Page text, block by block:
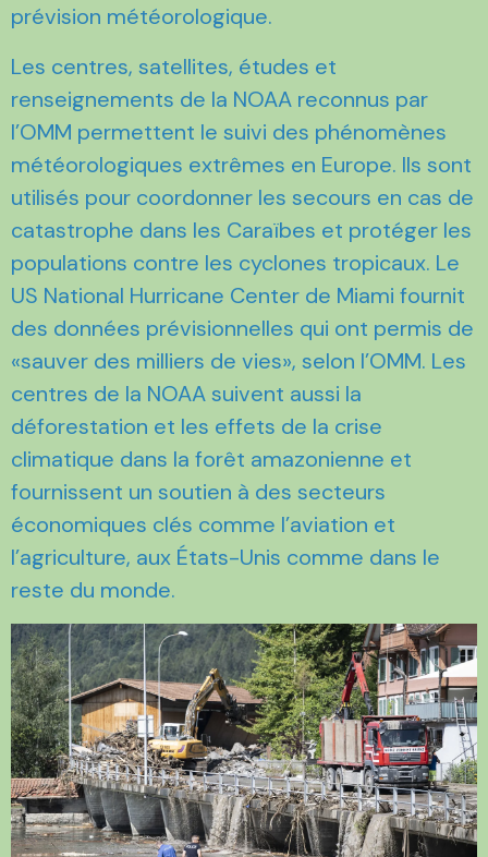
prévision météorologique.
Les centres, satellites, études et
renseignements de la NOAA reconnus par
l’OMM permettent le suivi des phénomènes
météorologiques extrêmes en Europe. Ils sont
utilisés pour coordonner les secours en cas de
catastrophe dans les Caraïbes et protéger les
populations contre les cyclones tropicaux. Le
US National Hurricane Center de Miami fournit
des données prévisionnelles qui ont permis de
«sauver des milliers de vies», selon l’OMM. Les
centres de la NOAA suivent aussi la
déforestation et les effets de la crise
climatique dans la forêt amazonienne et
fournissent un soutien à des secteurs
économiques clés comme l’aviation et
l’agriculture, aux États-Unis comme dans le
reste du monde.